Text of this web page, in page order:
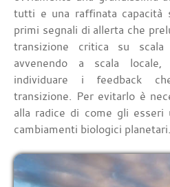
tutti e una raffinata capacità
primi segnali di allerta che
transizione critica su
avvenendo a scala
individuare i feedback
transizione. Per evitarlo è
alla radice di come gli esseri
cambiamenti biologici planetari.